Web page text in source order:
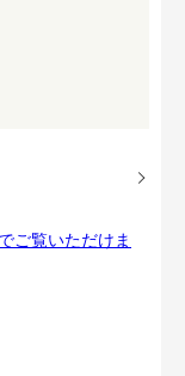
ご覧いただけま